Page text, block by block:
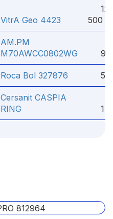
VitrA Geo 4423
12
500 ₽
AM.PM
M70AWCC0802WG
9
Roca Bol 327876 5
Cersanit CASPIA
RING
1